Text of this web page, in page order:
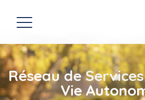
Réseau de
Vie